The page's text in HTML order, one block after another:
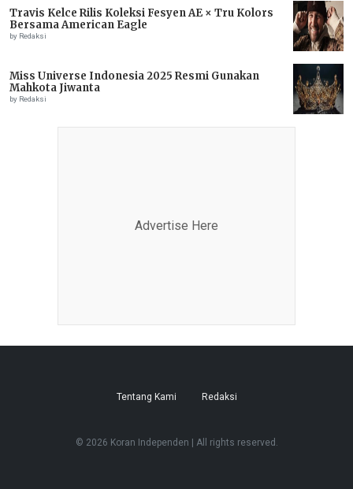
Travis Kelce Rilis Koleksi Fesyen AE × Tru Kolors
Bersama American Eagle
by Redaksi
Miss Universe Indonesia 2025 Resmi Gunakan
Mahkota Jiwanta
by Redaksi
Advertise Here
Tentang Kami Redaksi
© 2026 Koran Independen | All rights reserved.